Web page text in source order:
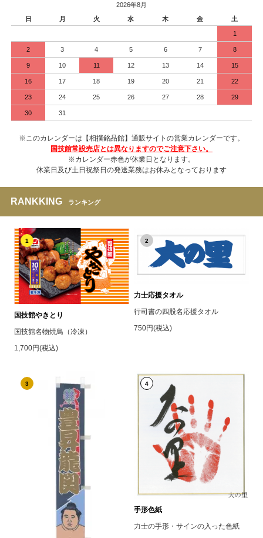
2026年8月
日
月 火 水 木 金 土
1
2 3 4 5 6 7 8
9 10 11 12 13 14 15
16 17 18 19 20 21 22
23 24 25 26 27 28 29
30 31
※このカレンダーは【相撲銘品館】通販サイトの営業カレンダーです。
国技館常設売店とは異なりますのでご注意下さい。
※カレンダー赤色が休業日となります。
休業日及び土日祝祭日の発送業務はお休みとなっております
RANKKING ランキング
1
国技館やきとり
国技館名物焼鳥（冷凍）
1,700円(税込)
2
力士応援タオル
行司書の四股名応援タオル
750円(税込)
3 4
手形色紙
力士の手形・サインの入った色紙